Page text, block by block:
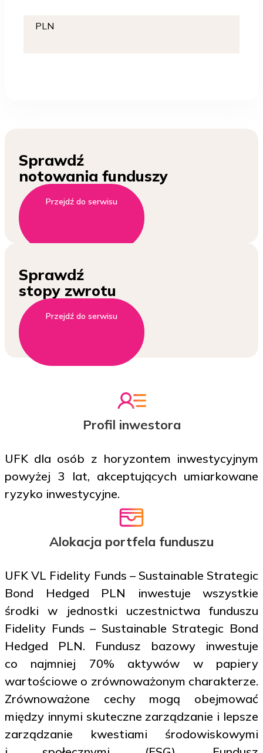
PLN
Sprawdź
notowania funduszy
Przejdź do serwisu
Sprawdź
stopy zwrotu
Przejdź do serwisu
Profil inwestora
UFK dla osób z horyzontem inwestycyjnym
powyżej 3 lat, akceptujących umiarkowane
ryzyko inwestycyjne.
Alokacja portfela funduszu
UFK VL Fidelity Funds – Sustainable Strategic
Bond Hedged PLN inwestuje wszystkie
środki w jednostki uczestnictwa funduszu
Fidelity Funds – Sustainable Strategic Bond
Hedged PLN. Fundusz bazowy inwestuje
co najmniej 70% aktywów w papiery
wartościowe o zrównoważonym charakterze.
Zrównoważone cechy mogą obejmować
między innymi skuteczne zarządzanie i lepsze
zarządzanie kwestiami środowiskowymi